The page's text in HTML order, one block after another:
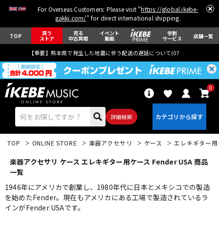
For Overseas Customers: Please visit "https://global.ikebe-
gakki.com/" for direct international shipping.
TOP 買う
ストア
売る
中古買取
イベント
動画
学割
サービス 店舗一覧
【重要】熊本県で発生した地震に伴う配送の遅延について(07月29日
詳細検索
0
エレキギター アコギ/エレアコ
TOP ONLINE STORE 楽器アクセサリ ケース エレキギター
楽器アクセサリ ケース エレキギター用ケース Fender USA 商品
一覧
1946年にアメリカで創業し、1980年代に日本とメキシコでの製造
を始めたFender。現在もアメリカにある工場で製造されているラ
インがFender USAです。